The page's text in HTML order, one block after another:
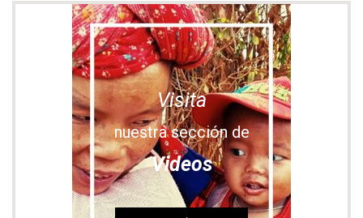
Nuestra ruta por libre atravesando Corea del Sur
Seúl: imprescindibles qué ver y hacer en la capital de
Corea del Sur
Laponia finlandesa: imprescindibles qué ver y
experiencias únicas